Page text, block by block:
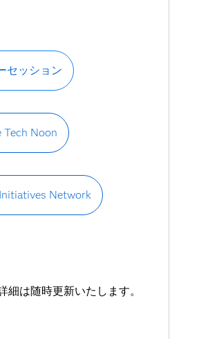
セッション
Tech Noon
Network
細は随時更新いたします。